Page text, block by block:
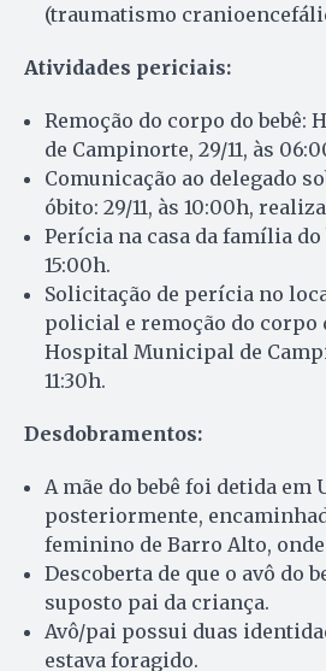
(traumatismo
Atividades periciais:
Remoção do corpo do bebê:
de Campinorte, 29/11, às
Comunicação ao delegado
óbito: 29/11, às 10:00h,
Perícia na casa da família do
15:00h.
Solicitação de perícia no
policial e remoção do corpo
Hospital Municipal de
11:30h.
Desdobramentos:
A mãe do bebê foi detida em
posteriormente,
feminino de Barro Alto,
Descoberta de que o avô do
suposto pai da criança.
Avô/pai possui duas
estava foragido.